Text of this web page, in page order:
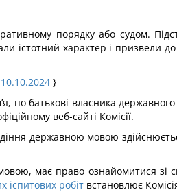
порядку або судом.
істотний характер і призвели
}
по батькові власника
веб-сайті Комісії.
державною мовою
має право ознайомитися зі
іспитових робіт встановлює